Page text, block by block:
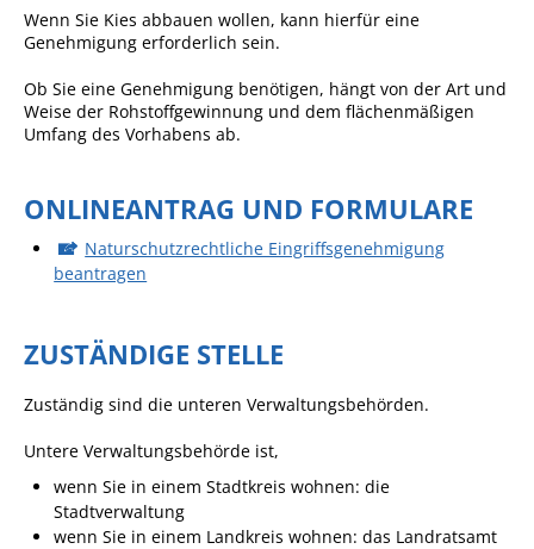
Einrichtungen
Kindertageseinrichtungen
Schulkindbetreuung
Grundschule
Musikschule
Gemeindebücherei
Sportstätten
Wenn Sie Kies abbauen wollen, kann hierfür eine
Genehmigung erforderlich sein.
Ob Sie eine Genehmigung benötigen, hängt von der Art und
Weise der Rohstoffgewinnung und dem flächenmäßigen
Umfang des Vorhabens ab.
ONLINEANTRAG UND FORMULARE
Naturschutzrechtliche Eingriffsgenehmigung
beantragen
ZUSTÄNDIGE STELLE
Zuständig sind die unteren Verwaltungsbehörden.
Untere Verwaltungsbehörde ist,
wenn Sie in einem Stadtkreis wohnen: die
Stadtverwaltung
wenn Sie in einem Landkreis wohnen: das Landratsamt